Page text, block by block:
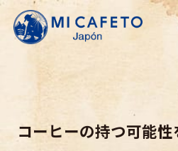
コーヒーの持つ可能性